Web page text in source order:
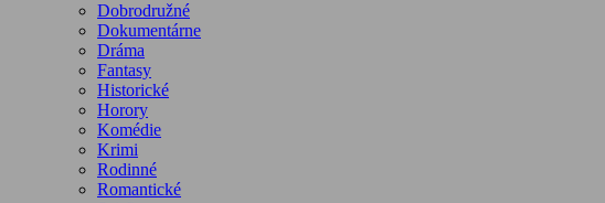
Dobrodružné
Dokumentárne
Dráma
Fantasy
Historické
Horory
Komédie
Krimi
Rodinné
Romantické